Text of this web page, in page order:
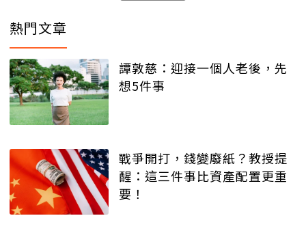
熱門文章
譚敦慈：迎接一個人老後，先
想5件事
戰爭開打，錢變廢紙？教授提
醒：這三件事比資產配置更重
要！